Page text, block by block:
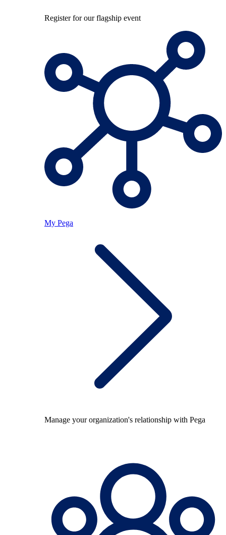
Register for our flagship event
My Pega
Manage your organization's relationship with Pega